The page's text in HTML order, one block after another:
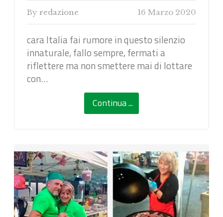
By redazione 16 Marzo 2020
cara Italia fai rumore in questo silenzio
innaturale, fallo sempre, fermati a
riflettere ma non smettere mai di lottare
con…
Continua ...